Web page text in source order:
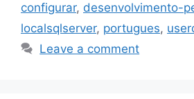
configurar, desenvolvimento-
localsqlserver, portugues,
Leave a comment